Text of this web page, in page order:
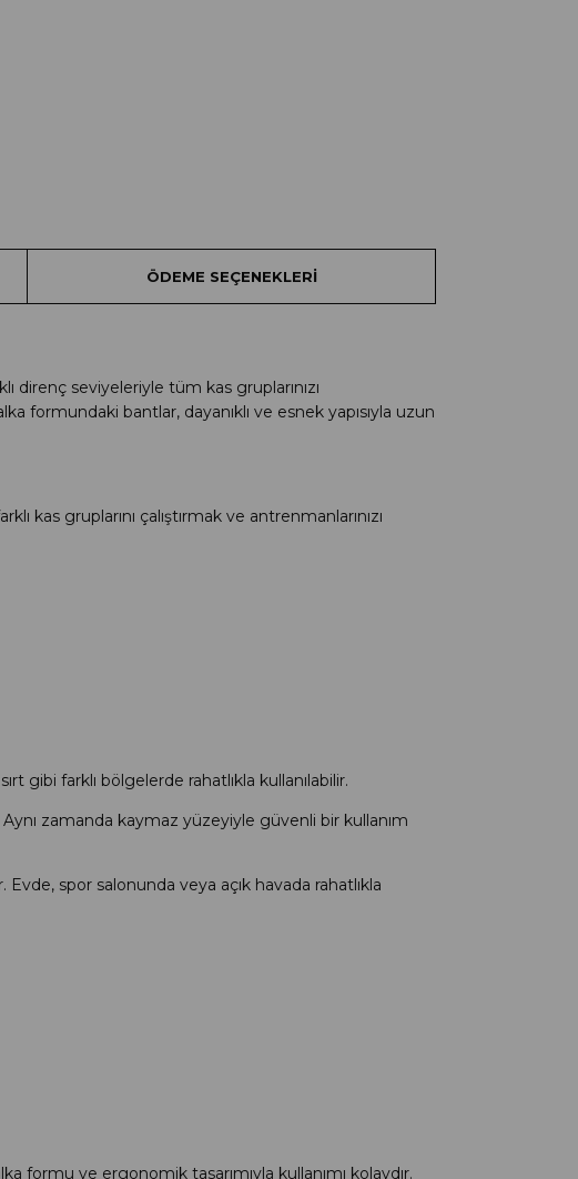
ÖDEME SEÇENEKLERI
direnç seviyeleriyle tüm kas gruplarınızı
formundaki bantlar, dayanıklı ve esnek yapısıyla uzun
kas gruplarını çalıştırmak ve antrenmanlarınızı
gibi farklı bölgelerde rahatlıkla kullanılabilir.
zamanda kaymaz yüzeyiyle güvenli bir kullanım
spor salonunda veya açık havada rahatlıkla
formu ve ergonomik tasarımıyla kullanımı kolaydır.